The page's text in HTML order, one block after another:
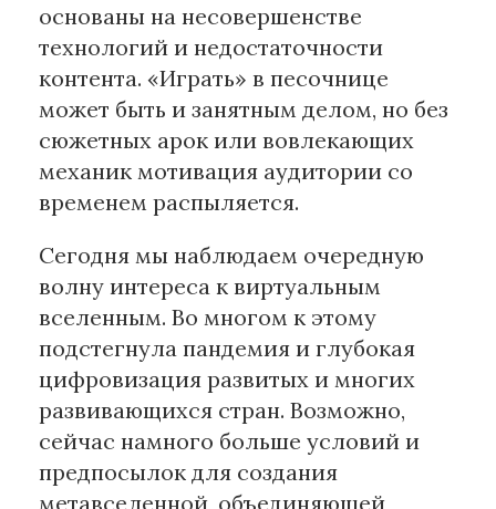
основаны на несовершенстве
технологий и недостаточности
контента. «Играть» в песочнице
может быть и занятным делом, но без
сюжетных арок или вовлекающих
механик мотивация аудитории со
временем распыляется.
Сегодня мы наблюдаем очередную
волну интереса к виртуальным
вселенным. Во многом к этому
подстегнула пандемия и глубокая
цифровизация развитых и многих
развивающихся стран. Возможно,
сейчас намного больше условий и
предпосылок для создания
метавселенной, объединяющей